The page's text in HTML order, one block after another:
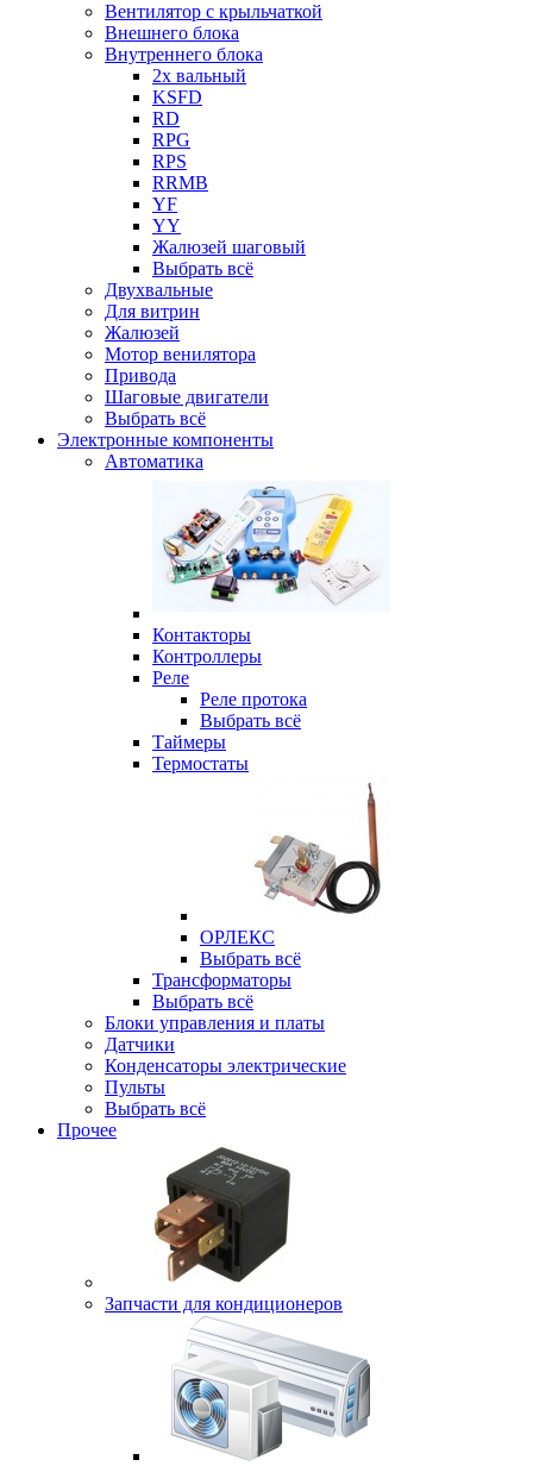
Вентилятор с крыльчаткой
Внешнего блока
Внутреннего блока
2х вальный
KSFD
RD
RPG
RPS
RRMB
YF
YY
Жалюзей шаговый
Выбрать всё
Двухвальные
Для витрин
Жалюзей
Мотор венилятора
Привода
Шаговые двигатели
Выбрать всё
Электронные компоненты
Автоматика
Контакторы
Контроллеры
Реле
Реле протока
Выбрать всё
Таймеры
Термостаты
ОРЛЕКС
Выбрать всё
Трансформаторы
Выбрать всё
Блоки управления и платы
Датчики
Конденсаторы электрические
Пульты
Выбрать всё
Прочее
Запчасти для кондиционеров